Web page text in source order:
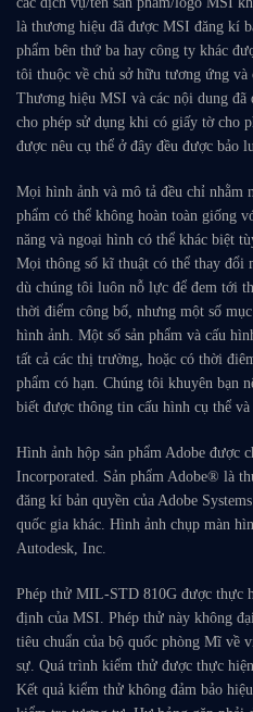
các dịch vụ/tên sản phẩm/logo MSI
là thương hiệu đã được MSI đăng kí
phẩm bên thứ ba hay công ty khác
tôi thuộc về chủ sở hữu tương ứng và
Thương hiệu MSI và các nội dung
cho phép sử dụng khi có giấy tờ cho
được nêu cụ thể ở đây đều được bảo
Mọi hình ảnh và mô tả đều chỉ nhằm
phẩm có thể không hoàn toàn giống
năng và ngoại hình có thể khác biệt
Mọi thông số kĩ thuật có thể thay đổi
dù chúng tôi luôn nỗ lực để đem tới
thời điểm công bố, nhưng một số
hình ảnh. Một số sản phẩm và cấu
tất cả các thị trường, hoặc có thời
phẩm có hạn. Chúng tôi khuyên bạn
biết được thông tin cấu hình cụ thể
Hình ảnh hộp sản phẩm Adobe được
Incorporated. Sản phẩm Adobe® là
đăng kí bản quyền của Adobe
quốc gia khác. Hình ảnh chụp màn
Autodesk, Inc.
Phép thử MIL-STD 810G được thực
định của MSI. Phép thử này không
tiêu chuẩn của bộ quốc phòng Mĩ về
sự. Quá trình kiểm thử được thực
Kết quả kiểm thử không đảm bảo